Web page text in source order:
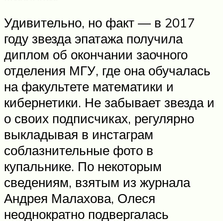
Удивительно, но факт — в 2017
году звезда эпатажа получила
диплом об окончании заочного
отделения МГУ, где она обучалась
на факультете математики и
кибернетики. Не забывает звезда и
о своих подписчиках, регулярно
выкладывая в инстаграм
соблазнительные фото в
купальнике. По некоторым
сведениям, взятым из журнала
Андрея Малахова, Олеся
неоднократно подвергалась